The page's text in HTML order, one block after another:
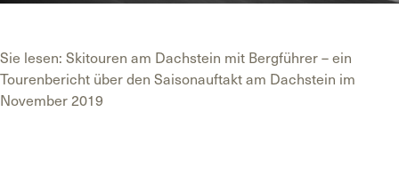
Sie lesen: Skitouren am Dachstein mit Bergführer – ein
Tourenbericht über den Saisonauftakt am Dachstein im
November 2019